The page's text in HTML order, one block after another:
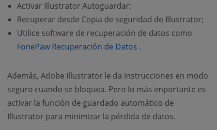
Activar Illustrator Autoguardar;
Recuperar desde Copia de seguridad de Illustrator;
Utilice software de recuperación de datos como
FonePaw Recuperación de Datos (opens new window)
.
Además, Adobe Illustrator le da instrucciones en modo
seguro cuando se bloquea. Pero lo más importante es
activar la función de guardado automático de
Illustrator para minimizar la pérdida de datos.